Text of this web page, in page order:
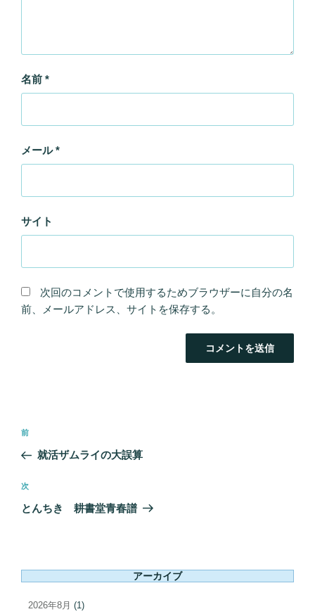
名前 *
メール*
サイト
次回のコメントで使用するためブラウザーに自分の名
前、メールアドレス、サイトを保存する。
ナ
ビ
ー
ン
前
の
稿
前
就活ザムライの大誤算
次
の
次
とんちき 耕書堂青春譜
アーカイブ
2026年8月 (1)